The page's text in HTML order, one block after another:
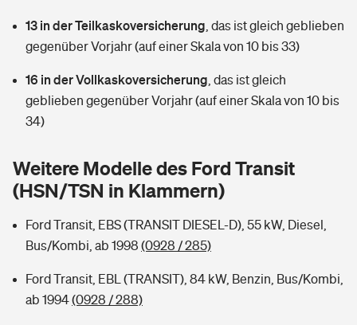
Sie haben Fragen?
Restkreditversicherung
Tools
Hochwasser-Check: Wie gefährdet ist Ihr Haus?
Sie haben Fragen?
Hundehalter-Haftpflicht
Handyversicherung
Private Cyberversicherung
Zur Übersicht
Tools
Wer versichert was: Jetzt Versicherer finden
Rentenrechner: Wie viel Geld bekomme ich im Alter?
13 in der Teilkaskoversicherung das ist gleich geblieben
gegenüber Vorjahr (auf einer Skala von 10 bis 33)
16 in der Vollkaskoversicherung das ist gleich
geblieben gegenüber Vorjahr (auf einer Skala von 10 bis
34)
Weitere Modelle des Ford Transit
(HSN/TSN in Klammern)
Ford Transit, EBS (TRANSIT DIESEL-D), 55 kW, Diesel,
Bus/Kombi, ab 1998 (0928 / 285)
Ford Transit, EBL (TRANSIT), 84 kW, Benzin, Bus/Kombi,
ab 1994(0928 / 288)